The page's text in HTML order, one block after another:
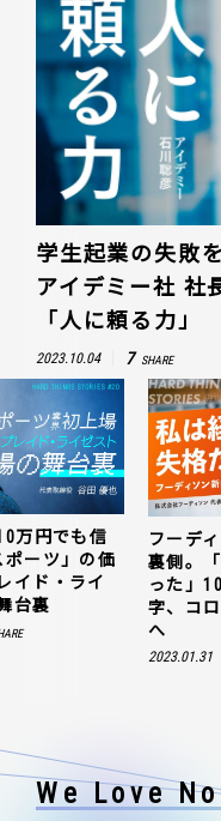
学生起業の失敗
アイデミー社 社
「人に頼る力」
2023.10.04 7 SHARE
万円でも信
ーツ」の価
イド・ライ
台裏
フーデ
裏側。
った」
字、コ
へ
2023.01.31
We Love